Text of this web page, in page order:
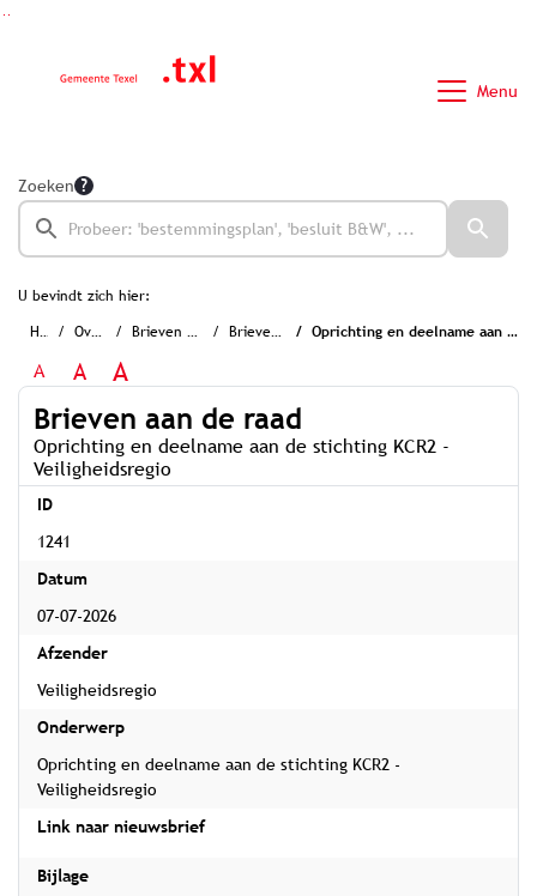
Menu
Zoeken
U bevindt zich hier:
Home Overzichten Brieven & Uitnodigingen Brieven aan de raad Oprichting en deelname aan de stichting KCR2 - Veiligheidsregio
A A A
Brieven aan de raad
Oprichting en deelname aan de stichting KCR2 -
Veiligheidsregio
ID
1241
Datum
07-07-2026
Afzender
Veiligheidsregio
Onderwerp
Oprichting en deelname aan de stichting KCR2 -
Veiligheidsregio
Link naar nieuwsbrief
Bijlage